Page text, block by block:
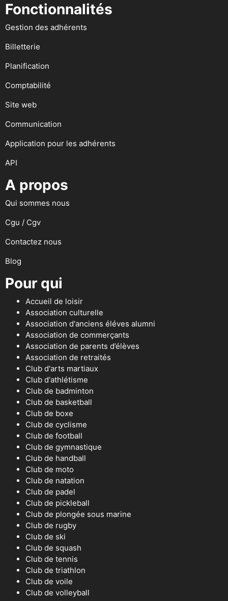
Fonctionnalités
Gestion des adhérents
Billetterie
Planification
Comptabilité
Site web
Communication
Application pour les adhérents
API
A propos
Qui sommes nous
Cgu / Cgv
Contactez nous
Blog
Pour qui
Accueil de loisir
Association culturelle
Association d'anciens éléves alumni
Association de commerçants
Association de parents d’élèves
Association de retraités
Club d'arts martiaux
Club d'athlétisme
Club de badminton
Club de basketball
Club de boxe
Club de cyclisme
Club de football
Club de gymnastique
Club de handball
Club de moto
Club de natation
Club de padel
Club de pickleball
Club de plongée sous marine
Club de rugby
Club de ski
Club de squash
Club de tennis
Club de triathlon
Club de voile
Club de volleyball